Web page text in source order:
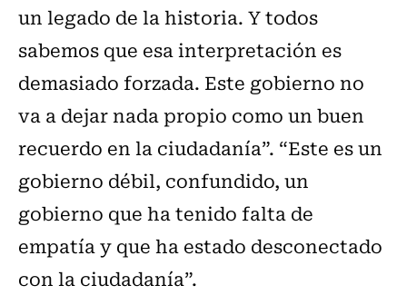
un legado de la historia. Y todos
sabemos que esa interpretación es
demasiado forzada. Este gobierno no
va a dejar nada propio como un buen
recuerdo en la ciudadanía”. “Este es un
gobierno débil, confundido, un
gobierno que ha tenido falta de
empatía y que ha estado desconectado
con la ciudadanía”.